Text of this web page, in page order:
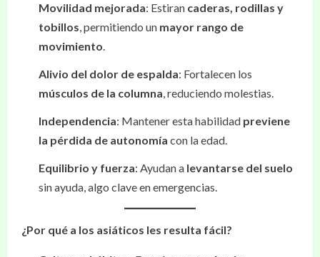
Movilidad mejorada: Estiran caderas, rodillas y
tobillos, permitiendo un mayor rango de
movimiento.
Alivio del dolor de espalda: Fortalecen los
músculos de la columna, reduciendo molestias.
Independencia: Mantener esta habilidad previene
la pérdida de autonomía con la edad.
Equilibrio y fuerza: Ayudan a levantarse del suelo
sin ayuda, algo clave en emergencias.
¿Por qué a los asiáticos les resulta fácil?